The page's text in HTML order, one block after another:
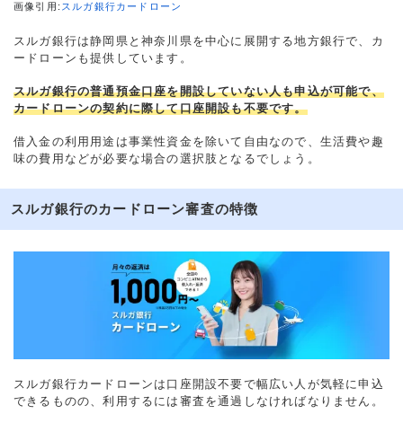
画像引用: スルガ銀行カードローン
スルガ銀行は静岡県と神奈川県を中心に展開する地方銀行で、カ
ードローンも提供しています。
スルガ銀行の普通預金口座を開設していない人も申込が可能で、
カードローンの契約に際して口座開設も不要です。
借入金の利用用途は事業性資金を除いて自由なので、生活費や趣
味の費用などが必要な場合の選択肢となるでしょう。
スルガ銀行のカードローン審査の特徴
スルガ銀行カードローンは口座開設不要で幅広い人が気軽に申込
できるものの、利用するには審査を通過しなければなりません。